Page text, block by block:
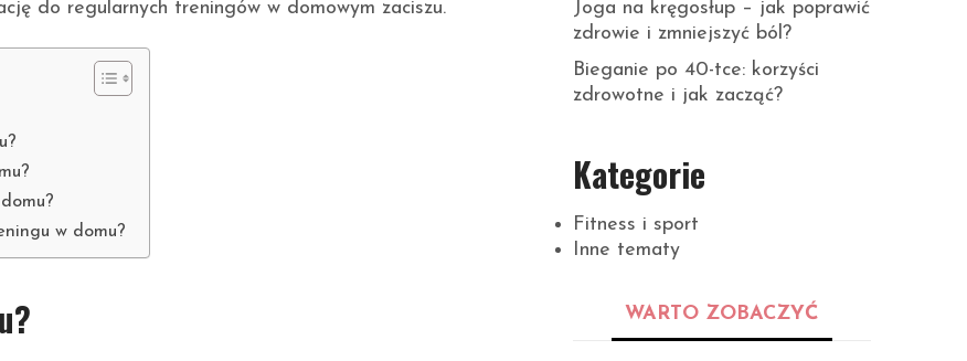
do regularnych treningów w domowym zaciszu.
w domu?
Joga na kręgosłup – jak poprawić
zdrowie i zmniejszyć ból?
Bieganie po 40-tce: korzyści
zdrowotne i jak zacząć?
Kategorie
Fitness i sport
Inne tematy
WARTO ZOBACZYĆ